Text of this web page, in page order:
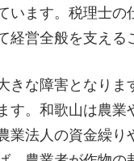
います。税理士の
営全般を支える
きな障害となり
す。和歌山は農
業法人の資金繰